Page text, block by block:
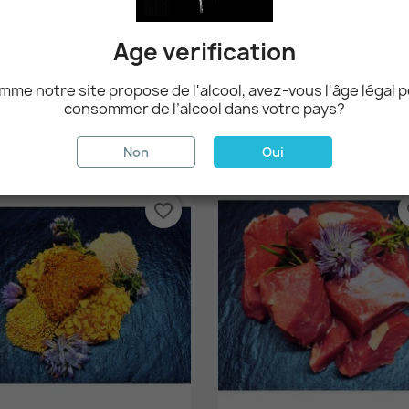
Aperçu rapide
Filet De Dinde
10,80 CHF
Aperçu rapide
Chinoise De Cheval
11,00 CHF
favorite_border
Age verification
notre site propose de l'alcool, avez-vous l'âge légal
consommer de l’alcool dans votre pays?
Non Oui